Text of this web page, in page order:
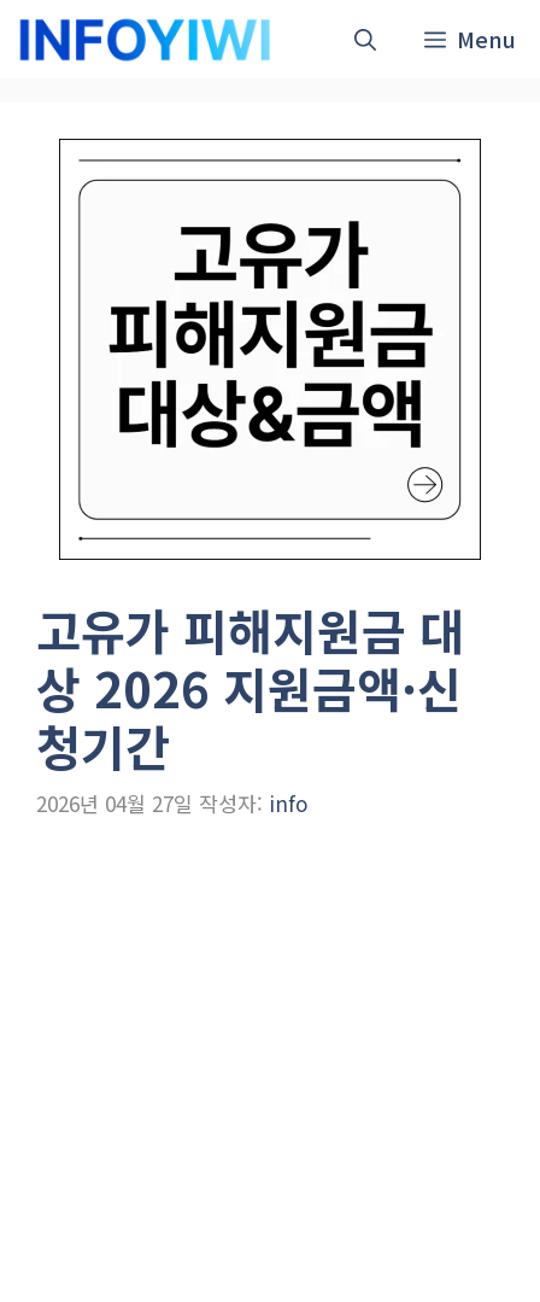
Menu
고유가 피해지원금 대
상 2026 지원금액·신
청기간
2026년 04월 27일 작성자: info